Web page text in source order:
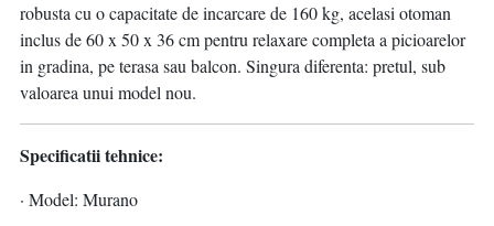
robusta cu o capacitate de incarcare de 160 kg, acelasi otoman
inclus de 60 x 50 x 36 cm pentru relaxare completa a picioarelor
in gradina, pe terasa sau balcon. Singura diferenta: pretul, sub
valoarea unui model nou.
Specificatii tehnice:
· Model: Murano